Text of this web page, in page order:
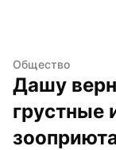
Общество
Дашу
грустные